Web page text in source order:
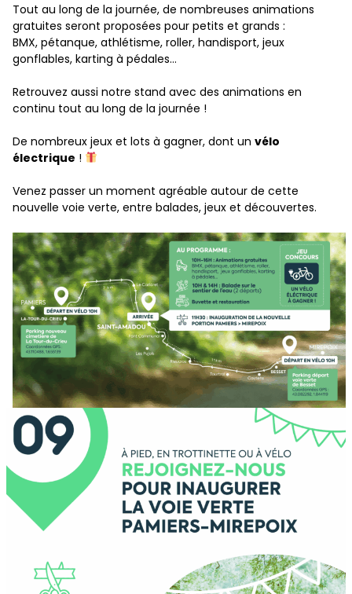
Tout au long de la journée, de nombreuses animations
gratuites seront proposées pour petits et grands :
BMX, pétanque, athlétisme, roller, handisport, jeux
gonflables, karting à pédales…
Retrouvez aussi notre stand avec des animations en
continu tout au long de la journée !
De nombreux jeux et lots à gagner, dont un vélo
électrique !
Venez passer un moment agréable autour de cette
nouvelle voie verte, entre balades, jeux et découvertes.